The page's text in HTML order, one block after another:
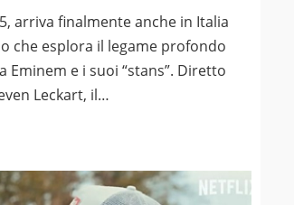
arriva finalmente anche in Italia
che esplora il legame profondo
Eminem e i suoi “stans”. Diretto
Leckart, il…